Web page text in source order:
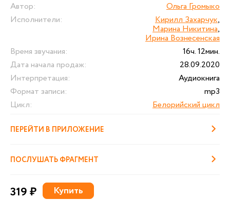
Автор:
Ольга Громыко
Исполнители:
Кирилл Захарчук,
Марина Никитина,
Ирина Вознесенская
Время звучания:
16ч. 12мин.
Дата начала продаж:
28.09.2020
Интерпретация:
Аудиокнига
Формат записи:
mp3
Цикл:
Белорийский цикл
ПЕРЕЙТИ В ПРИЛОЖЕНИЕ
ПОСЛУШАТЬ ФРАГМЕНТ
319 ₽ Купить